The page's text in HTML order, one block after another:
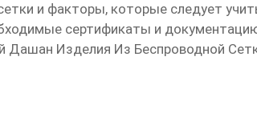
и факторы, которые следует
сертификаты и
Изделия Из Беспроводной